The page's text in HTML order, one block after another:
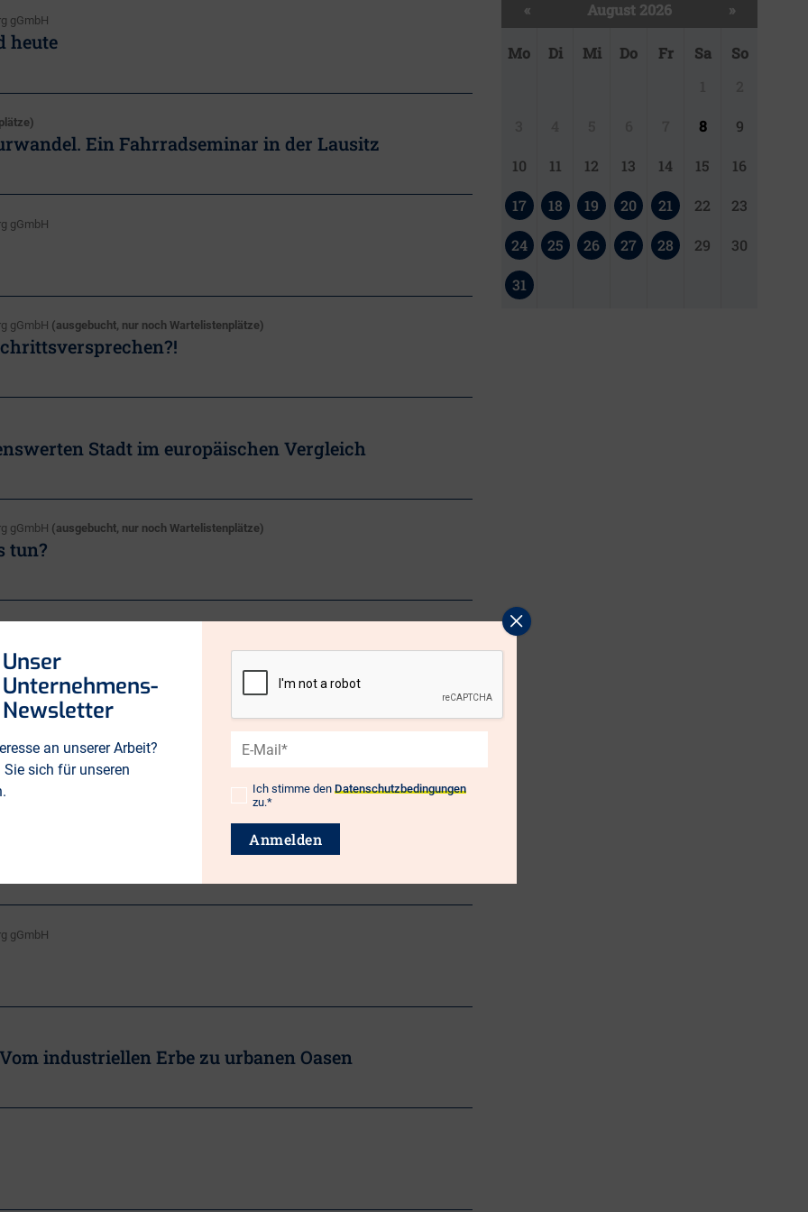
gGmbH
heute
Ein Fahrradseminar in der Lausitz
gGmbH
gGmbH (ausgebucht, nur noch Wartelistenplätze)
Stadt im europäischen Vergleich
gGmbH (ausgebucht, nur noch Wartelistenplätze)
tun?
in Berlin
schaffen
in the Western Balkans
gGmbH
industriellen Erbe zu urbanen Oasen
« August 2026 »
Mo Di Mi Do Fr Sa
So
8 9
10 11 12 13 14 15 16
17 18 19 20 21 22 23
24 25 26 27 28 29 30
31
popup
schliessen
Unser
Unternehmens-
Newsletter
an unserer Arbeit?
sich für unseren
E-
Mail*
Datenschutz*
Ich stimme den Datenschutzbedingungen
zu.*
Anmelden